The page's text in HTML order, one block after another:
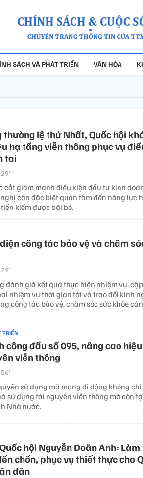
SÁCH VÀ PHÁT TRIỂN VĂN HÓA
thường lệ thứ Nhất, Quốc hội
hạ tầng viễn thông phục vụ
tai
cắt giảm mạnh điều kiện đầu tư kinh
cần đặc biệt quan tâm đến năng lực
kiểm được bãi bỏ.
công tác bảo vệ và chăm
đánh giá kết quả thực hiện nhiệm vụ,
nhiệm vụ thời gian tới và trao đổi kinh
công tác bảo vệ, chăm sóc sức khỏe
TRIỂN
công đầu số 095, nâng cao
viễn thông
sử dụng mã mạng di động không
sử dụng tài nguyên viễn thông mà còn
Nhà nước.
hội Nguyễn Doãn Anh:
chốn, phục vụ thiết thực cho
dân